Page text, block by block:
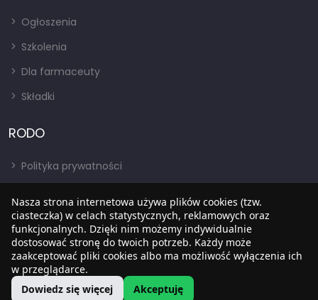
Ogłoszenia
Szkolenia
Dla farmaceuty
Składki
RODO
Polityka prywatności
RODO
BIP
Copyright © 2022 SIA. Wszystkie prawa zastrzezone.
Nasza strona internetowa używa plików cookies (tzw.
ciasteczka) w celach statystycznych, reklamowych oraz
funkcjonalnych. Dzięki nim możemy indywidualnie
dostosować stronę do twoich potrzeb. Każdy może
zaakceptować pliki cookies albo ma możliwość wyłączenia ich
w przeglądarce.
Dowiedz się więcej
Akceptuję